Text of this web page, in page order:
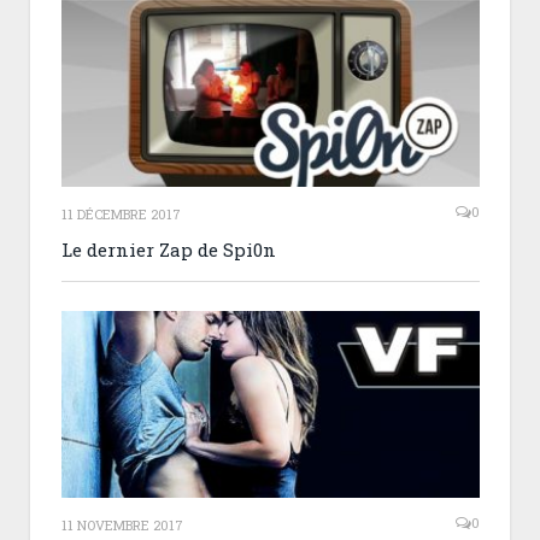
11 DÉCEMBRE 2017 0
Le dernier Zap de Spi0n
11 NOVEMBRE 2017 0